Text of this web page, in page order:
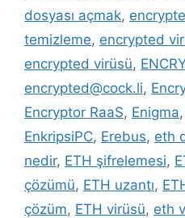
dosyası açmak,
temizleme, encrypted
encrypted virüsü,
encrypted@cock.li,
Encryptor RaaS, Enigma,
EnkripsiPC, Erebus, eth
nedir, ETH şifrelemesi,
çözümü, ETH uzantı,
çözüm, ETH virüsü, eth